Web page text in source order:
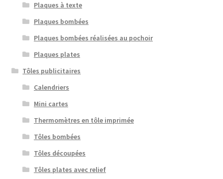
Plaques à texte
Plaques bombées
Plaques bombées réalisées au pochoir
Plaques plates
Tôles publicitaires
Calendriers
Mini cartes
Thermomètres en tôle imprimée
Tôles bombées
Tôles découpées
Tôles plates avec relief